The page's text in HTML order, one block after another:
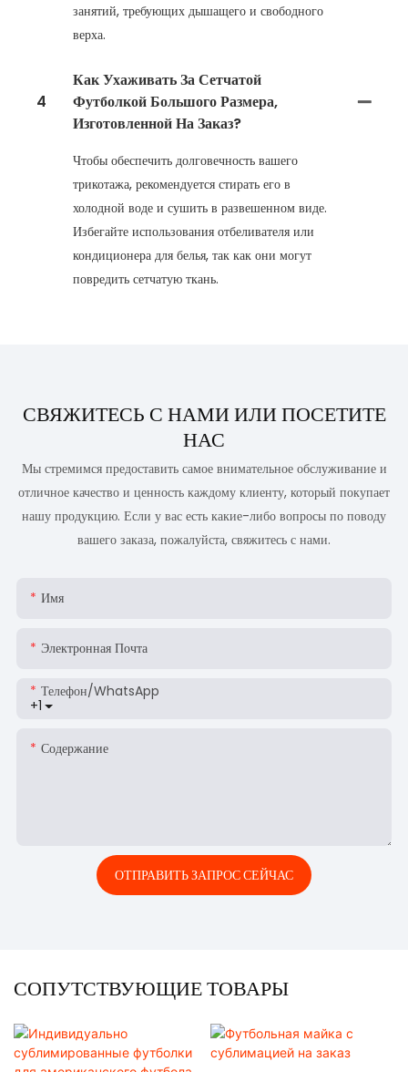
занятий, требующих дышащего и свободного
верха.
4
Как Ухаживать За Сетчатой
Футболкой Большого Размера,
Изготовленной На Заказ?
Чтобы обеспечить долговечность вашего
трикотажа, рекомендуется стирать его в
холодной воде и сушить в развешенном виде.
Избегайте использования отбеливателя или
кондиционера для белья, так как они могут
повредить сетчатую ткань.
СВЯЖИТЕСЬ С НАМИ ИЛИ ПОСЕТИТЕ
НАС
Мы стремимся предоставить самое внимательное обслуживание и
отличное качество и ценность каждому клиенту, который покупает
нашу продукцию. Если у вас есть какие-либо вопросы по поводу
вашего заказа, пожалуйста, свяжитесь с нами.
Имя
Электронная Почта
+1
Телефон/WhatsApp
Содержание
ОТПРАВИТЬ ЗАПРОС СЕЙЧАС
СОПУТСТВУЮЩИЕ ТОВАРЫ